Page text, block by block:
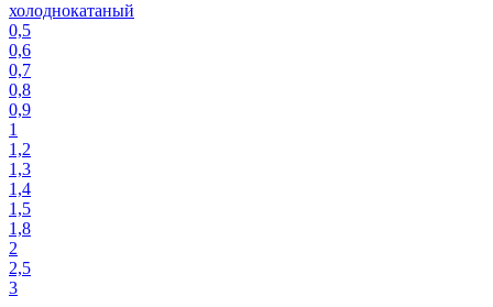
холоднокатаный
0,5
0,6
0,7
0,8
0,9
1
1,2
1,3
1,4
1,5
1,8
2
2,5
3